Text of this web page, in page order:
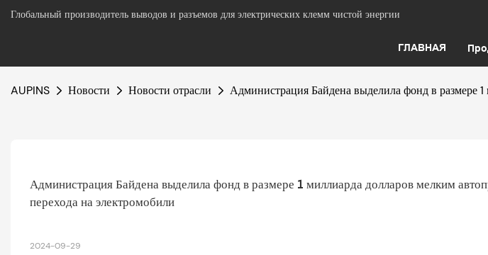
Глобальный производитель выводов и разъемов для электрических клемм чистой энергии
ГЛАВНАЯ
AUPINS Новости Новости отрасли Администрация Байдена выделила фонд в размере
Администрация Байдена выделила фонд в размере 1 миллиарда долларов мелким
перехода на электромобили
2024-09-29